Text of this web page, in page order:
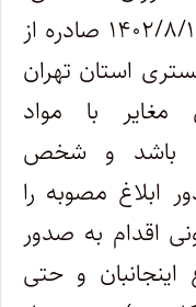
مصوبه شماره ۹۴۴۹/۱۰ مورخ ۱۴۰۲/۸/۱ صادره از
استان تهران
مغایر با مواد
باشد و شخص
ابلاغ مصوبه را
اقدام به صدور
و حتی